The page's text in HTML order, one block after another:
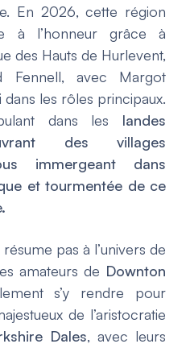
En 2026, cette région
à l’honneur grâce à
des Hauts de Hurlevent,
Fennell, avec Margot
les rôles principaux.
dans les landes
des villages
immergeant dans
et tourmentée de ce
pas à l’univers de
amateurs de Downton
s’y rendre pour
de l’aristocratie
Dales, avec leurs